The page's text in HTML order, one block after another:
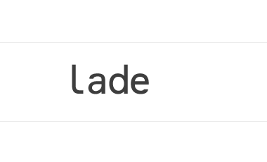
ー